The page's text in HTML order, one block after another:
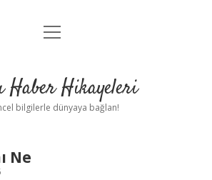
Anasayfa
Yasal Uyarı
menüyü
Haber Hikayeleri
bilgilerle dünyaya bağlan!
Ne